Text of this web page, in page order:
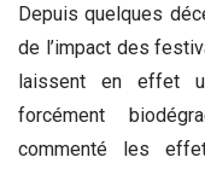
Depuis quelques
de l’impact des
laissent en effet
forcément
commenté les